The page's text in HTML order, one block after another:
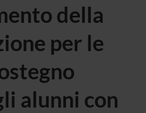
della
per le
alunni con